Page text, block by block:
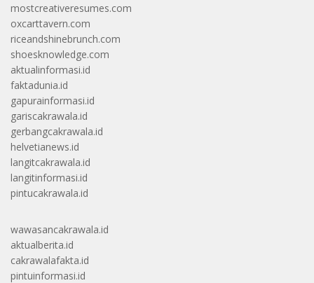
mostcreativeresumes.com
oxcarttavern.com
riceandshinebrunch.com
shoesknowledge.com
aktualinformasi.id
faktadunia.id
gapurainformasi.id
gariscakrawala.id
gerbangcakrawala.id
helvetianews.id
langitcakrawala.id
langitinformasi.id
pintucakrawala.id
wawasancakrawala.id
aktualberita.id
cakrawalafakta.id
pintuinformasi.id